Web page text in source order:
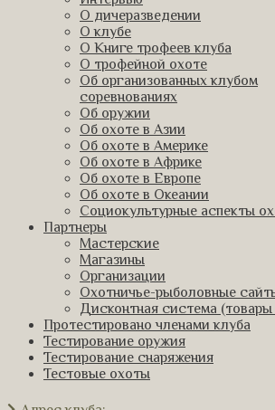
О дичеразведении
О клубе
О Книге трофеев клуба
О трофейной охоте
Об организованных клубом
соревнованиях
Об оружии
Об охоте в Азии
Об охоте в Америке
Об охоте в Африке
Об охоте в Европе
Об охоте в Океании
Социокультурные аспекты
Партнеры
Мастерские
Магазины
Организации
Охотничье-рыболовные
Дисконтная система
Протестировано членами клуба
Тестирование оружия
Тестирование снаряжения
Тестовые охоты